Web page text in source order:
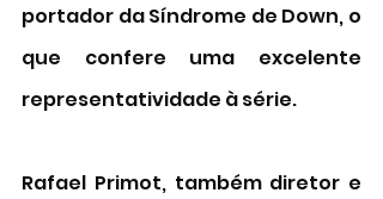
portador da Síndrome de Down, o
que confere uma excelente
representatividade à série.
Rafael Primot, também diretor e